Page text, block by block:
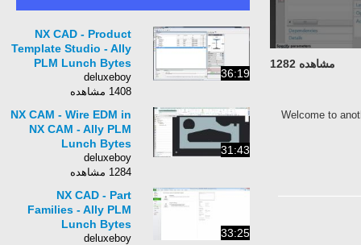
مشاهده 1282
Welcome to
36:19
NX CAD - Product
Template Studio - Ally
PLM Lunch Bytes
deluxeboy
1408 مشاهده
31:43
NX CAM - Wire EDM in
NX CAM - Ally PLM
Lunch Bytes
deluxeboy
1284 مشاهده
33:25
NX CAD - Part
Families - Ally PLM
Lunch Bytes
deluxeboy